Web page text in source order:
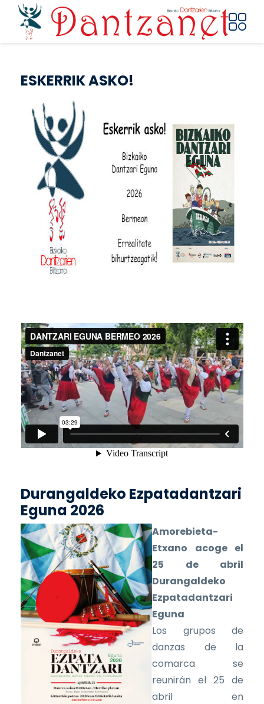
Pasar al contenido principal
ESKERRIK ASKO!
Durangaldeko Ezpatadantzari
Eguna 2026
Amorebieta-
Etxano acoge el
25 de abril
Durangaldeko
Ezpatadantzari
Eguna
Los grupos de
danzas de la
comarca se
reunirán el 25 de
abril en